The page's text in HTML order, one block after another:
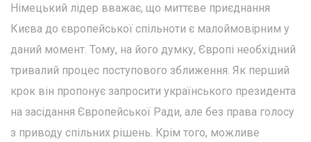
Німецький лідер вважає, що миттєве приєднання
Києва до європейської спільноти є малоймовірним у
даний момент. Тому, на його думку, Європі необхідний
тривалий процес поступового зближення. Як перший
крок він пропонує запросити українського президента
на засідання Європейської Ради, але без права голосу
з приводу спільних рішень. Крім того, можливе